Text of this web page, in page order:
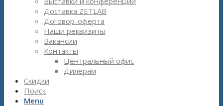
Доставка ZETLAB
Договор-оферта
Наши реквизиты
Вакансии
Контакты
Центральный офис
Дилерам
Скидки
Поиск
Menu